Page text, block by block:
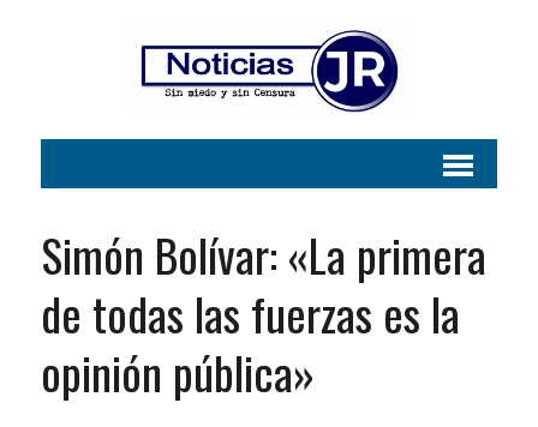
Simón Bolívar: «La primera
de todas las fuerzas es la
opinión pública»